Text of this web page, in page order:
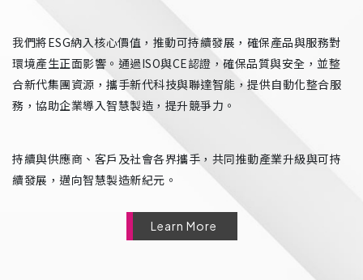
我們將ESG納入核心價值，推動可持續發展，確保產品與服務對
環境產生正面影響。通過ISO與CE認證，確保品質與安全，並整
合新代集團資源，攜手新代科技與聯達智能，提供自動化整合服
務，協助企業導入智慧製造，提升競爭力。
持續與供應商、客戶及社會各界攜手，共同推動產業升級與可持
續發展，邁向智慧製造新紀元。
Learn More